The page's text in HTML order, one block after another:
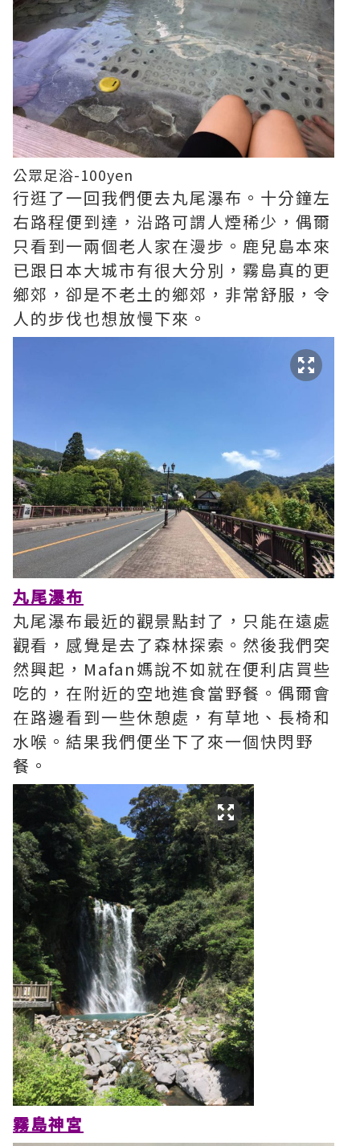
公眾足浴-100yen
行逛了一回我們便去丸尾瀑布。十分鐘左
右路程便到達，沿路可謂人煙稀少，偶爾
只看到一兩個老人家在漫步。鹿兒島本來
已跟日本大城市有很大分別，霧島真的更
鄉郊，卻是不老土的鄉郊，非常舒服，令
人的步伐也想放慢下來。
丸尾瀑布
丸尾瀑布最近的觀景點封了，只能在遠處
觀看，感覺是去了森林探索。然後我們突
然興起，Mafan媽說不如就在便利店買些
吃的，在附近的空地進食當野餐。偶爾會
在路邊看到一些休憩處，有草地、長椅和
水喉。結果我們便坐下了來一個快閃野
餐。
霧島神宮